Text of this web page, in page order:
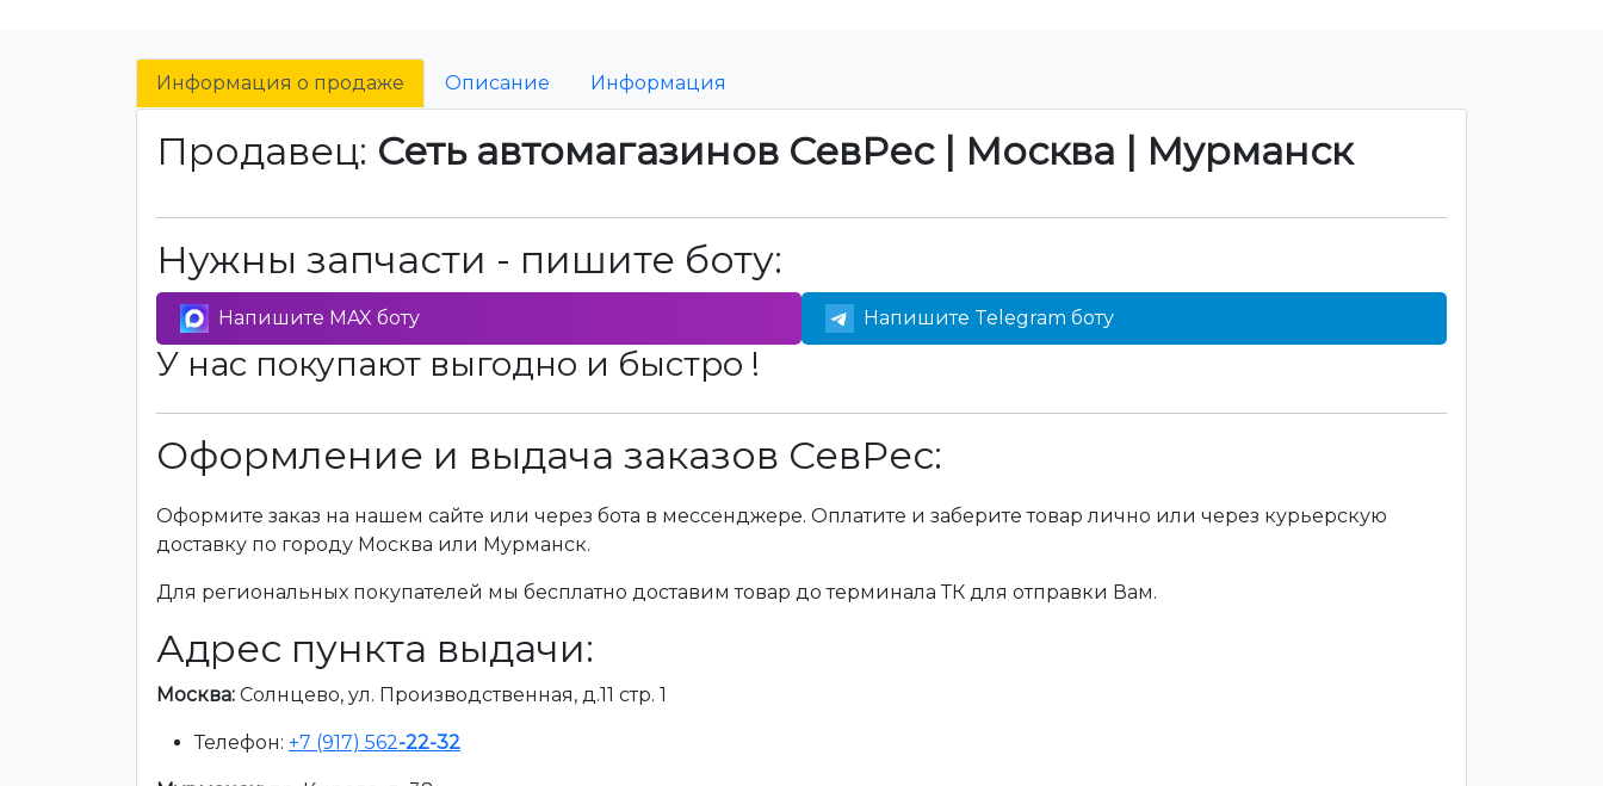
Информация о продаже Описание Информация
Продавец: Сеть автомагазинов СевРес | Москва | Мурманск
Нужны запчасти - пишите боту:
Напишите MAX боту Напишите Telegram боту
У нас покупают выгодно и быстро !
Оформление и выдача заказов СевРес:
Оформите заказ на нашем сайте или через бота в мессенджере. Оплатите и заберите товар лично или через курьерскую
доставку по городу Москва или Мурманск.
Для региональных покупателей мы бесплатно доставим товар до терминала ТК для отправки Вам.
Адрес пункта выдачи:
Москва: Солнцево, ул. Производственная, д.11 стр. 1
Телефон: +7 (917) 562-22-32